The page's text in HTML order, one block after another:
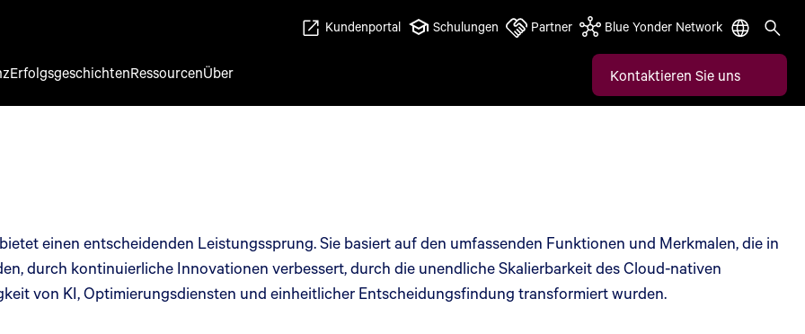
Kundenportal Schulungen Partner Blue Yonder Network
ErfolgsgeschichtenRessourcenÜber Kontaktieren Sie uns
einen entscheidenden Leistungssprung. Sie basiert auf den umfassenden Funktionen und Merkmalen, die in
durch kontinuierliche Innovationen verbessert, durch die unendliche Skalierbarkeit des Cloud-nativen
von KI, Optimierungsdiensten und einheitlicher Entscheidungsfindung transformiert wurden.